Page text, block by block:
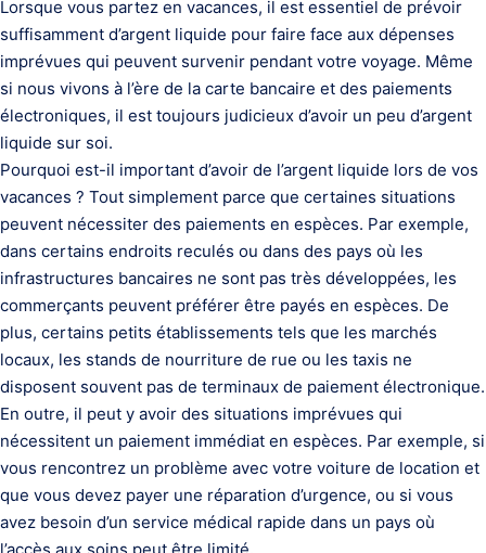
Lorsque vous partez en vacances, il est essentiel de prévoir
suffisamment d’argent liquide pour faire face aux dépenses
imprévues qui peuvent survenir pendant votre voyage. Même
si nous vivons à l’ère de la carte bancaire et des paiements
électroniques, il est toujours judicieux d’avoir un peu d’argent
liquide sur soi.
Pourquoi est-il important d’avoir de l’argent liquide lors de vos
vacances ? Tout simplement parce que certaines situations
peuvent nécessiter des paiements en espèces. Par exemple,
dans certains endroits reculés ou dans des pays où les
infrastructures bancaires ne sont pas très développées, les
commerçants peuvent préférer être payés en espèces. De
plus, certains petits établissements tels que les marchés
locaux, les stands de nourriture de rue ou les taxis ne
disposent souvent pas de terminaux de paiement électronique.
En outre, il peut y avoir des situations imprévues qui
nécessitent un paiement immédiat en espèces. Par exemple, si
vous rencontrez un problème avec votre voiture de location et
que vous devez payer une réparation d’urgence, ou si vous
avez besoin d’un service médical rapide dans un pays où